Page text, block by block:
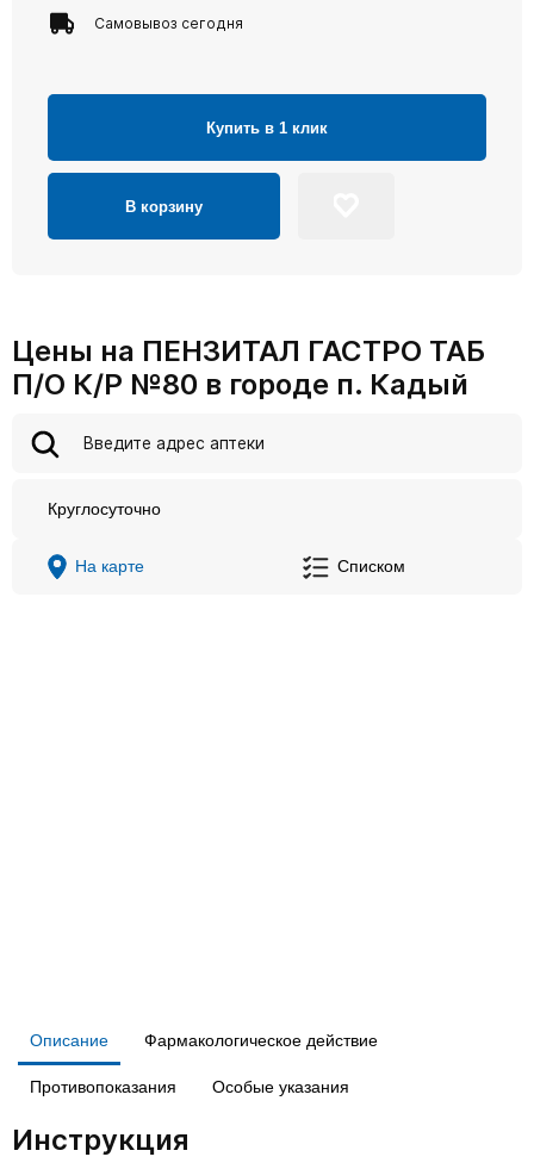
Самовывоз сегодня
Купить в 1 клик
В корзину
Цены на ПЕНЗИТАЛ ГАСТРО ТАБ
П/О К/Р №80 в городе п. Кадый
Круглосуточно
На карте Списком
Описание Фармакологическое действие
Противопоказания Особые указания
Инструкция